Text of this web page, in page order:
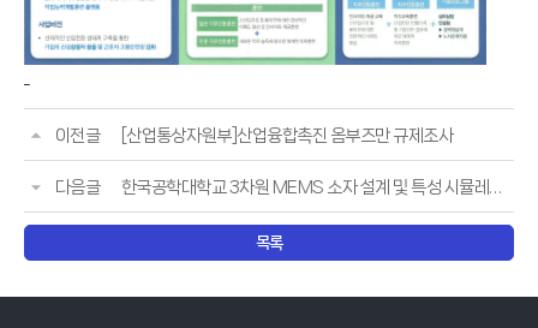
이전글 [산업통상자원부]산업융합촉진 옴부즈만 규제조사
다음글 한국공학대학교 3차원 MEMS 소자 설계 및 특성 시뮬레이션 교육안내
목록